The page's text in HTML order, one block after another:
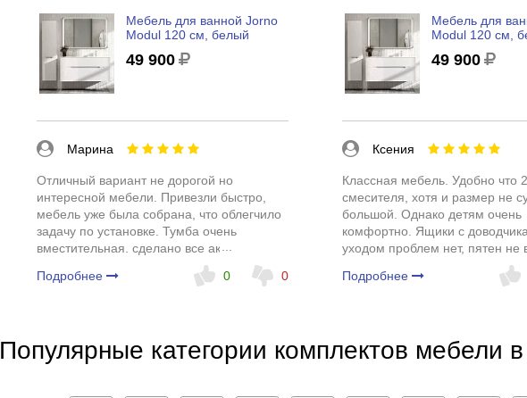
Мебель для ванной Jorno
Modul 120 см, белый
49 900
Марина
Отличный вариант не дорогой но
интересной мебели. Привезли быстро,
мебель уже была собрана, что облегчило
задачу по установке. Тумба очень
вместительная. сделано все аккуратно,
раковина ровная, без скосов.
Пользоваться удобно.
Подробнее 0 0
Мебель для
Modul 120 см,
49 900
Ксения
Классная мебель. Удобно что 2
смесителя, хотя и размер не
большой. Однако детям очень
комфортно. Ящики с
уходом проблем нет, пятен не
Подробнее
Популярные категории комплектов мебели